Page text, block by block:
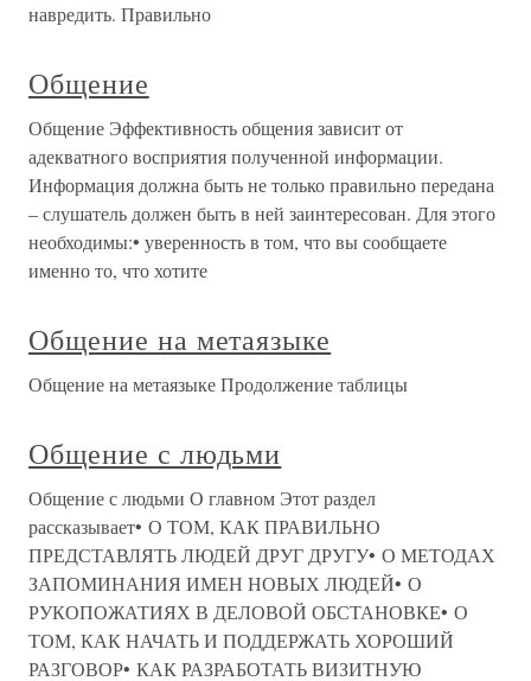
навредить. Правильно
Общение
Общение Эффективность общения зависит от
адекватного восприятия полученной информации.
Информация должна быть не только правильно передана
– слушатель должен быть в ней заинтересован. Для этого
необходимы:• уверенность в том, что вы сообщаете
именно то, что хотите
Общение на метаязыке
Общение на метаязыке Продолжение таблицы
Общение с людьми
Общение с людьми О главном Этот раздел
рассказывает• О ТОМ, КАК ПРАВИЛЬНО
ПРЕДСТАВЛЯТЬ ЛЮДЕЙ ДРУГ ДРУГУ• О МЕТОДАХ
ЗАПОМИНАНИЯ ИМЕН НОВЫХ ЛЮДЕЙ• О
РУКОПОЖАТИЯХ В ДЕЛОВОЙ ОБСТАНОВКЕ• О
ТОМ, КАК НАЧАТЬ И ПОДДЕРЖАТЬ ХОРОШИЙ
РАЗГОВОР• КАК РАЗРАБОТАТЬ ВИЗИТНУЮ